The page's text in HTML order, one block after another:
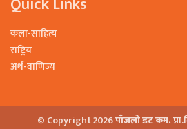
कला-साहित्य
राष्ट्रिय
अर्थ-वाणिज्य
© Copyright 2026पाँजलो डट कम.